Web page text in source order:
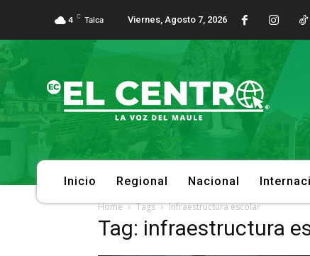
4 C Talca Viernes, Agosto 7, 2026
Inicio Regional Nacional
Home Tags Infraestructura escolar
Tag: infraestructura